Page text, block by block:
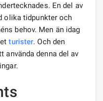
En del av
olika tidpunkter och
behov. Men än idag
turister. Och den
använda denna del av